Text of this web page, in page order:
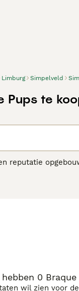
Limburg Simpelveld
Pups te
reputatie
hebben 0
wil zien voor